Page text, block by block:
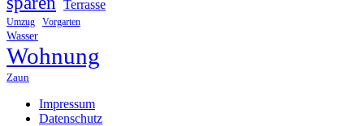
Terrasse
Umzug Vorgarten
Wasser
Wohnung
Zaun
Impressum
Datenschutz